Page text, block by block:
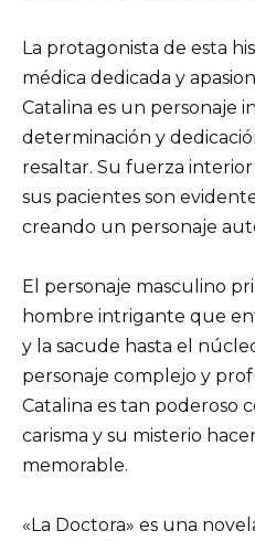
La protagonista de esta
médica dedicada y
Catalina es un personaje
determinación y
resaltar. Su fuerza
sus pacientes son
creando un personaje
El personaje masculino
hombre intrigante que
y la sacude hasta el
personaje complejo y
Catalina es tan poderoso
carisma y su misterio
memorable.
«La Doctora» es una